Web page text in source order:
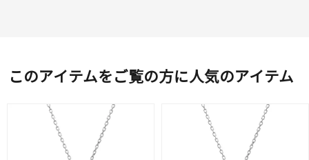
このアイテムをご覧の方に人気のアイテム